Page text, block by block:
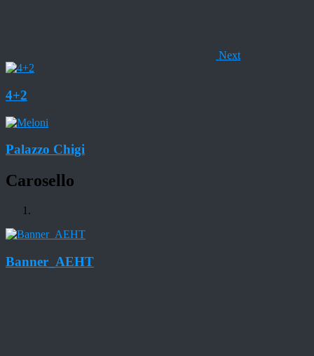
Next
4+2
Palazzo Chigi
Carosello
Banner_AEHT